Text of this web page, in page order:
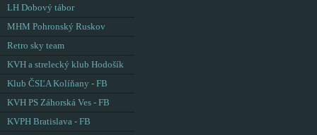
LH Dobový tábor
MHM Pohronský Ruskov
Retro sky team
KVH a strelecký klub Hodošík
Klub ČSĽA Kolíňany - FB
KVH PS Záhorská Ves - FB
KVPH Bratislava - FB